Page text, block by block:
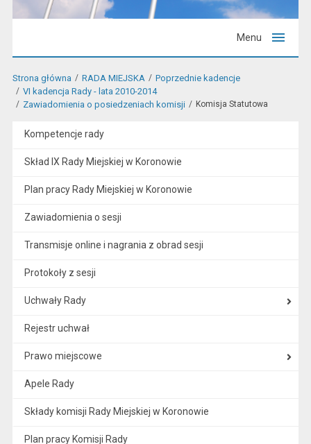
Menu
Strona główna RADA MIEJSKA
Poprzednie kadencje
VI kadencja Rady - lata 2010-2014
Zawiadomienia o posiedzeniach komisji
Komisja Statutowa
Kompetencje rady
Skład IX Rady Miejskiej w Koronowie
Plan pracy Rady Miejskiej w Koronowie
Zawiadomienia o sesji
Transmisje online i nagrania z obrad sesji
Protokoły z sesji
Uchwały Rady
Rejestr uchwał
Prawo miejscowe
Apele Rady
Składy komisji Rady Miejskiej w Koronowie
Plan pracy Komisji Rady